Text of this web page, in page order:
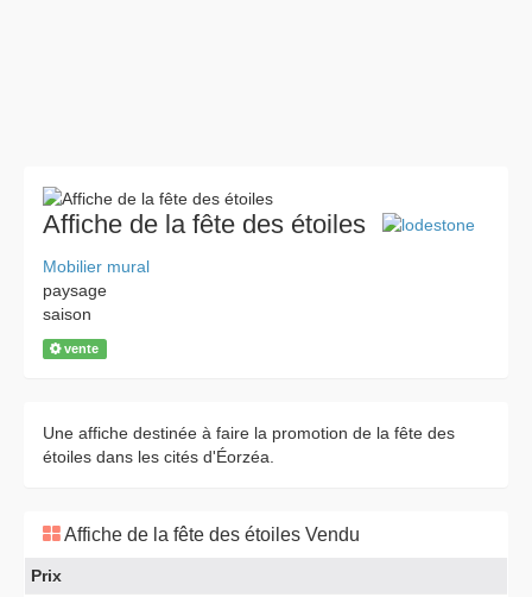
Affiche de la fête des étoiles
Mobilier mural
paysage
saison
vente
Une affiche destinée à faire la promotion de la fête des
étoiles dans les cités d'Éorzéa.
Affiche de la fête des étoiles Vendu
Prix